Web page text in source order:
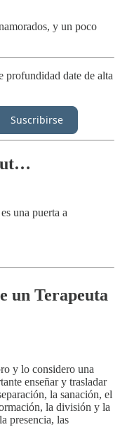
y un poco
profundidad date de alta
Suscribirse
una puerta a
un Terapeuta
y lo considero una
enseñar y trasladar
la sanación, el
la división y la
presencia, las